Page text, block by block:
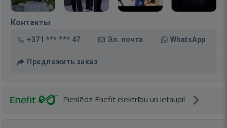
Контакты
+371 *** *** 47 Эл. почта WhatsApp
Предложить заказ
Pieslēdz Enefit elektrību un ietaupi!